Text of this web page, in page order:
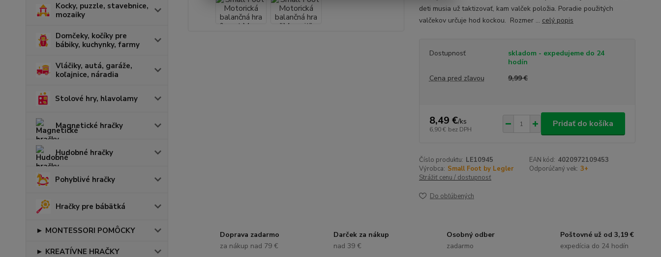
Kocky, puzzle, stavebnice,
mozaiky
Domčeky, kočíky pre
bábiky, kuchynky, farmy
Vláčiky, autá, garáže,
koľajnice, náradia
Stolové hry, hlavolamy
Magnetické hračky
Hudobné hračky
Pohyblivé hračky
Hračky pre bábätká
► MONTESSORI POMÔCKY
► KREATÍVNE HRAČKY
deti musia už taktizovať, kam valček položia. Poradie použitých
valčekov určuje hod kockou. Rozmer ... celý popis
Dostupnosť
skladom - expedujeme do 24
hodín
Cena pred zľavou
9,99 €
8,49 €/ks
6,90 € bez DPH
Pridať do košíka
Číslo produktu: LE10945 EAN kód: 4020972109453
Výrobca: Small Foot by Legler Odporúčaný vek: 3+
Strážiť cenu / dostupnosť
Do obľúbených
Doprava zadarmo
za nákup nad 79 €
Darček za nákup
nad 39 €
Osobný odber
zadarmo
Poštovné už od 3,19 €
expedícia do 24 hodín